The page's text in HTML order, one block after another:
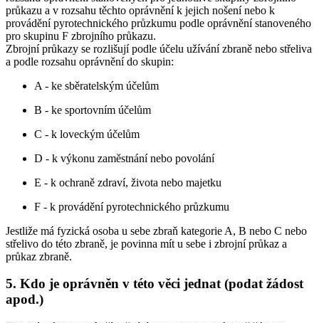
průkazu a v rozsahu těchto oprávnění k jejich nošení nebo k
provádění pyrotechnického průzkumu podle oprávnění stanoveného
pro skupinu F zbrojního průkazu.
Zbrojní průkazy se rozlišují podle účelu užívání zbraně nebo střeliva
a podle rozsahu oprávnění do skupin:
A - ke sběratelským účelům
B - ke sportovním účelům
C - k loveckým účelům
D - k výkonu zaměstnání nebo povolání
E - k ochraně zdraví, života nebo majetku
F - k provádění pyrotechnického průzkumu
Jestliže má fyzická osoba u sebe zbraň kategorie A, B nebo C nebo
střelivo do této zbraně, je povinna mít u sebe i zbrojní průkaz a
průkaz zbraně.
5. Kdo je oprávněn v této věci jednat (podat žádost
apod.)